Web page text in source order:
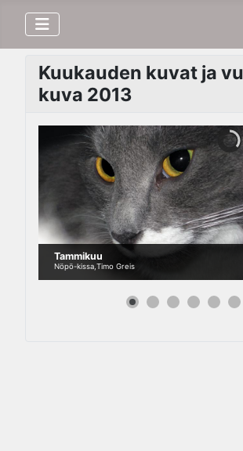
Kuukauden kuvat ja
kuva 2013
Tammikuu
Nöpö-kissa,Timo Greis